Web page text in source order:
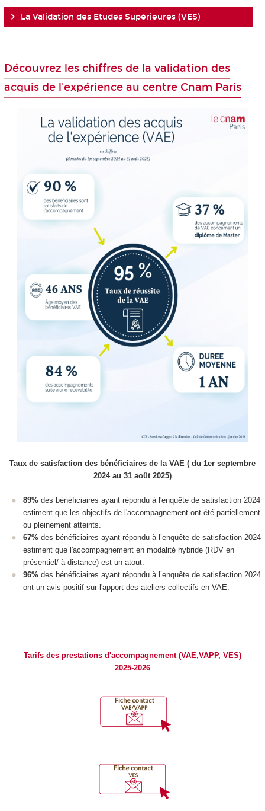
La Validation des Etudes Supérieures (VES)
Découvrez les chiffres de la validation des
acquis de l'expérience au centre Cnam Paris
Taux de satisfaction des bénéficiaires de la VAE ( du 1er septembre
2024 au 31 août 2025)
89% des bénéficiaires ayant répondu à l'enquête de satisfaction 2024
estiment que les objectifs de l'accompagnement ont été partiellement
ou pleinement atteints.
67% des bénéficiaires ayant répondu à l’enquête de satisfaction 2024
estiment que l'accompagnement en modalité hybride (RDV en
présentiel/ à distance) est un atout.
96% des bénéficiaires ayant répondu à l’enquête de satisfaction 2024
ont un avis positif sur l'apport des ateliers collectifs en VAE
Tarifs des prestations d'accompagnement (VAE,VAPP, VES)
2025-2026